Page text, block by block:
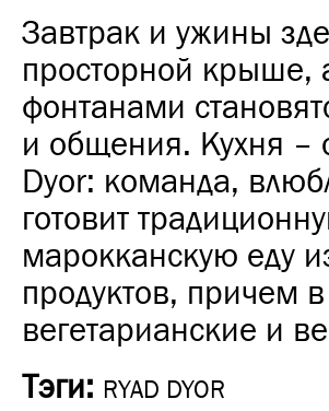
Завтрак и ужины
просторной крыше,
фонтанами
и общения. Кухня –
Dyor: команда,
готовит
марокканскую еду
продуктов, причем
вегетарианские и
Тэги: RYAD DYOR